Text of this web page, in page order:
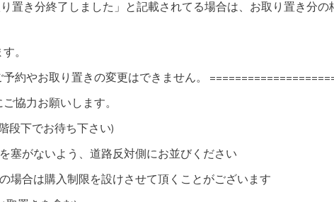
置き分終了しました」と記載されてる場合は、お取り置き分の
。
約やお取り置きの変更はできません。
協力お願いします。
段下でお待ち下さい)
塞がないよう、道路反対側にお並びください
場合は購入制限を設けさせて頂くことがございます